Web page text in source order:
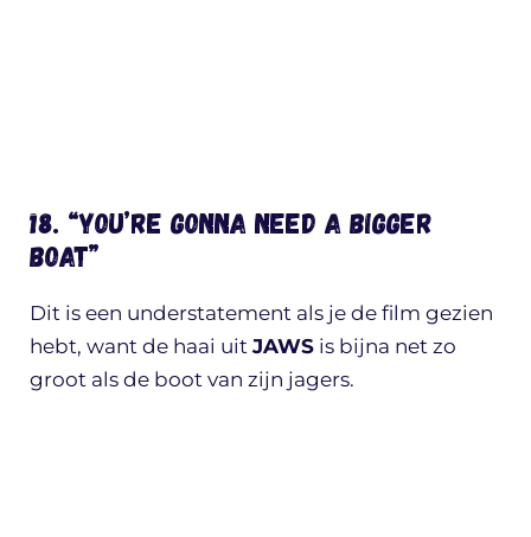
18. “YOU’RE GONNA NEED A BIGGER
BOAT”
Dit is een understatement als je de film gezien
hebt, want de haai uit JAWS is bijna net zo
groot als de boot van zijn jagers.